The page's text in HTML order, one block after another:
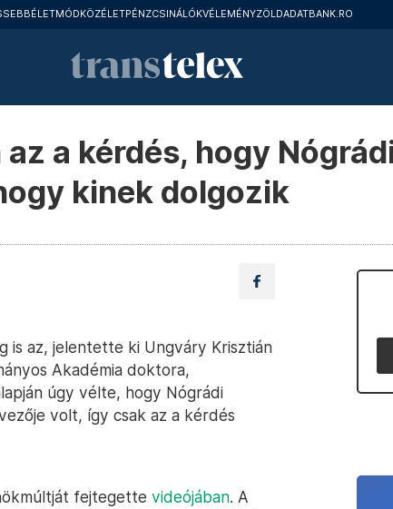
ÉLETMÓDKÖZÉLETPÉNZCSINÁLÓKVÉLEMÉNYZÖLDADATBANK.RO
a kérdés, hogy
kinek dolgozik
is az, jelentette ki Ungváry Krisztián
Akadémia doktora,
úgy vélte, hogy Nógrádi
volt, így csak az a kérdés
fejtegette videójában. A